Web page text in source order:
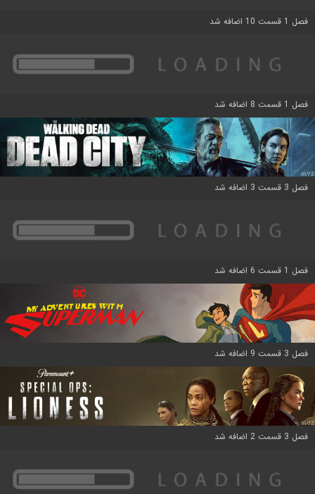
فصل 1 قسمت 10 اضافه شد
فصل 1 قسمت 8 اضافه شد
فصل 3 قسمت 3 اضافه شد
فصل 1 قسمت 6 اضافه شد
فصل 3 قسمت 9 اضافه شد
فصل 3 قسمت 2 اضافه شد